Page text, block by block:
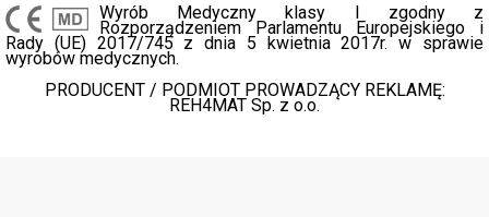
Wyrób Medyczny klasy I zgodny z
Rozporządzeniem Parlamentu Europejskiego i
Rady (UE) 2017/745 z dnia 5 kwietnia 2017r. w sprawie
wyrobów medycznych.
PRODUCENT / PODMIOT PROWADZĄCY REKLAMĘ:
REH4MAT Sp. z o.o.